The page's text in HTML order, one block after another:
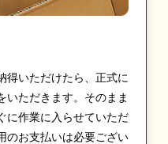
得いただけたら、正式に
いただきます。そのまま
に作業に入らせていただ
のお支払いは必要ござい